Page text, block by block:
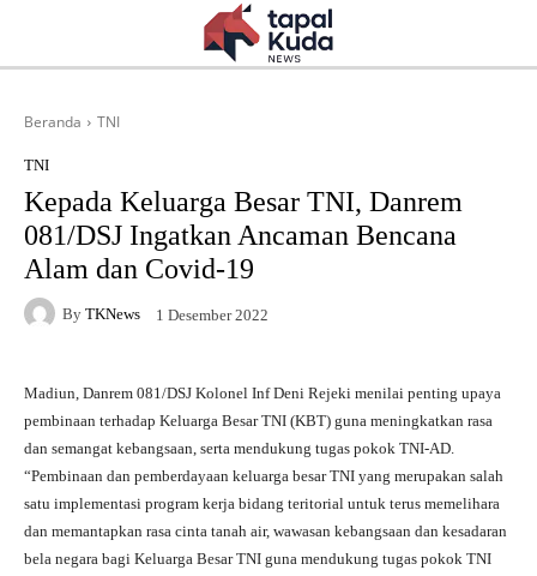
Beranda TNI
TNI
Kepada Keluarga Besar TNI, Danrem
081/DSJ Ingatkan Ancaman Bencana
Alam dan Covid-19
By TKNews 1 Desember 2022
Madiun, Danrem 081/DSJ Kolonel Inf Deni Rejeki menilai penting upaya
pembinaan terhadap Keluarga Besar TNI (KBT) guna meningkatkan rasa
dan semangat kebangsaan, serta mendukung tugas pokok TNI-AD.
“Pembinaan dan pemberdayaan keluarga besar TNI yang merupakan salah
satu implementasi program kerja bidang teritorial untuk terus memelihara
dan memantapkan rasa cinta tanah air, wawasan kebangsaan dan kesadaran
bela negara bagi Keluarga Besar TNI guna mendukung tugas pokok TNI